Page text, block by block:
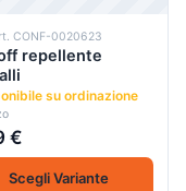
CONF-0020623
repellente
su ordinazione
€
Scegli Variante